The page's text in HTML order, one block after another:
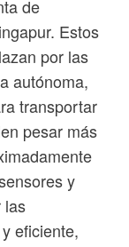
de
Estos
por las
autónoma,
transportar
pesar más
y
las
eficiente,